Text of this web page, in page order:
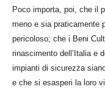
Poco importa, poi, che il
meno e sia praticamente
pericoloso; che i Beni
rinascimento dell’Italia e
impianti di sicurezza
e che si esasperi la loro